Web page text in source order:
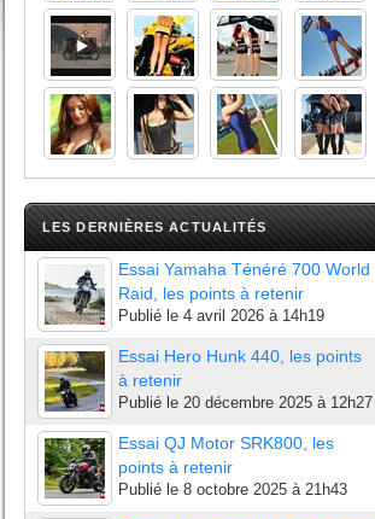
LES DERNIÈRES ACTUALITÉS
Essai Yamaha Ténéré 700 World
Raid, les points à retenir
Publié le 4 avril 2026 à 14h19
Essai Hero Hunk 440, les points
à retenir
Publié le 20 décembre 2025 à 12h27
Essai QJ Motor SRK800, les
points à retenir
Publié le 8 octobre 2025 à 21h43